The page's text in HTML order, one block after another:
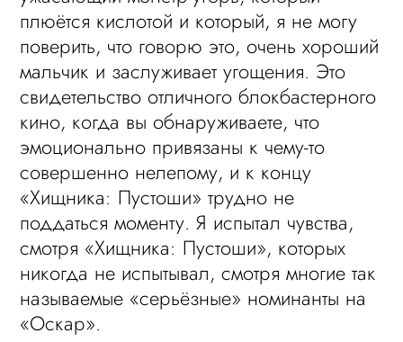
плюётся кислотой и который, я не могу
поверить, что говорю это, очень хороший
мальчик и заслуживает угощения. Это
свидетельство отличного блокбастерного
кино, когда вы обнаруживаете, что
эмоционально привязаны к чему-то
совершенно нелепому, и к концу
«Хищника: Пустоши» трудно не
поддаться моменту. Я испытал чувства,
смотря «Хищника: Пустоши», которых
никогда не испытывал, смотря многие так
называемые «серьёзные» номинанты на
«Оскар».